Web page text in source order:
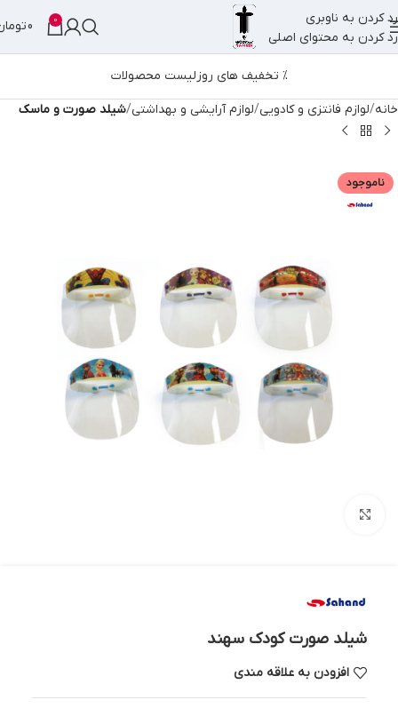
رد کردن به ناوبری
رد کردن به محتوای اصلی
0
0
% تخفیف های روزلیست محصولات
خانه لوازم فانتزی و کادویی لوازم آرایشی و بهداشتی شیلد صورت و ماسک
ناموجود
شیلد صورت کودک سهند
افزودن به علاقه مندی